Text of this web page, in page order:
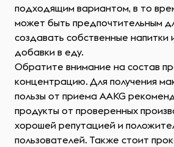
подходящим вариантом, в то
может быть предпочтительным
создавать собственные напитки
добавки в еду.
Обратите внимание на состав
концентрацию. Для получения
пользы от приема AAKG
продукты от проверенных
хорошей репутацией и
пользователей. Также стоит